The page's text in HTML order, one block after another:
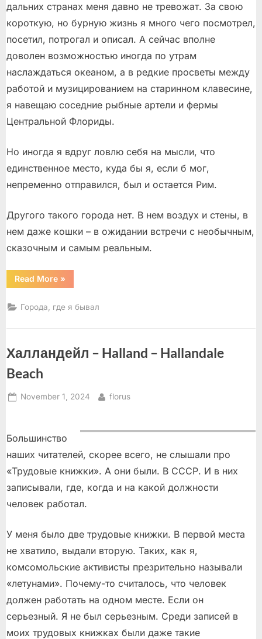
дальних странах меня давно не тревожат. За свою
короткую, но бурную жизнь я много чего посмотрел,
посетил, потрогал и описал. А сейчас вполне
доволен возможностью иногда по утрам
наслаждаться океаном, а в редкие просветы между
работой и музицированием на старинном клавесине,
я навещаю соседние рыбные артели и фермы
Центральной Флориды.
Но иногда я вдруг ловлю себя на мысли, что
единственное место, куда бы я, если б мог,
непременно отправился, был и остается Рим.
Другого такого города нет. В нем воздух и стены, в
нем даже кошки – в ожидании встречи с необычным,
сказочным и самым реальным.
Read More“Воспоминания
о
»
Города, где я бывал
Халландейл – Halland – Hallandale
Beach
Posted
November 1, 2024 By
florus
Большинство
наших читателей, скорее всего, не слышали про
«Трудовые книжки». А они были. В СССР. И в них
записывали, где, когда и на какой должности
человек работал.
У меня было две трудовые книжки. В первой места
не хватило, выдали вторую. Таких, как я,
комсомольские активисты презрительно называли
«летунaми». Почему-то считалось, что человек
должен работать на одном месте. Если он
серьезный. Я не был серьезным. Среди записей в
моих трудовых книжках были даже такие